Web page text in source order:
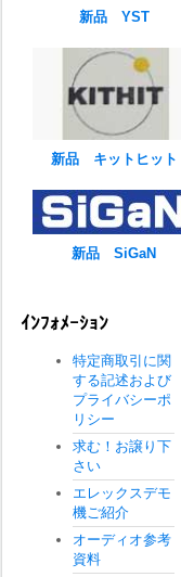
新品 YST
新品 キットヒット
新品 SiGaN
ｲﾝﾌｫﾒｰｼｮﾝ
特定商取引に関
する記述および
プライバシーポ
リシー
求む！お譲り下
さい
エレックスデモ
機ご紹介
オーディオ参考
資料